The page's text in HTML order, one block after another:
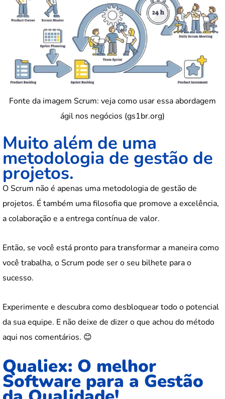
Fonte da imagem Scrum: veja como usar essa abordagem
ágil nos negócios (gs1br.org)
Muito além de uma
metodologia de gestão de
projetos.
O Scrum não é apenas uma metodologia de gestão de
projetos. É também uma filosofia que promove a excelência,
a colaboração e a entrega contínua de valor.
Então, se você está pronto para transformar a maneira como
você trabalha, o Scrum pode ser o seu bilhete para o
sucesso.
Experimente e descubra como desbloquear todo o potencial
da sua equipe. E não deixe de dizer o que achou do método
aqui nos comentários. 😊
Qualiex: O melhor
Software para a Gestão